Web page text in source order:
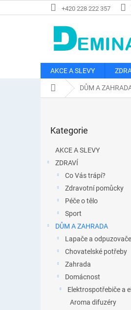
na
+420 228 222 357
AKCE A SLEVY
Domů DŮM A
kategorie
Kategorie
AKCE A SLEVY
ZDRAVÍ
Co Vás trápí?
Zdravotní pomůcky
Péče o tělo
Sport
DŮM A ZAHRADA
Lapače a odpuzovače
Chovatelské potřeby
Zahrada
Domácnost
Elektrospotřebiče a
Aroma difuzéry